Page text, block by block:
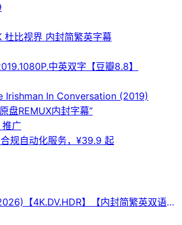
比视界 内封简繁英字幕
中英双字【豆瓣8.8】
Irishman In Conversation (2019)
盘REMUX内封字幕”
推广
规自动化服务，¥39.9 起
【4K.DV.HDR】【内封简繁英双语字
动作/惊悚】